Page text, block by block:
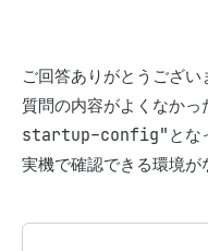
ご回答ありがとうござい
質問の内容がよくな
startup-config"となっ
実機で確認できる環境